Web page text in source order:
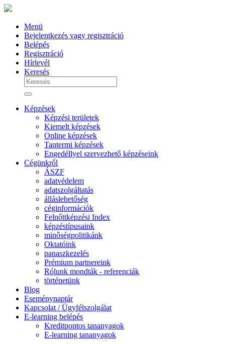
Menü
Bejelentkezés vagy regisztráció
Belépés
Regisztráció
Hírlevél
Keresés
Képzések
Képzési területek
Kiemelt képzések
Online képzések
Tantermi képzések
Engedéllyel szervezhető képzéseink
Cégünkről
ÁSZF
adatvédelem
adatszolgáltatás
álláslehetőség
céginformációk
Felnőttképzési Index
képzéstípusaink
minőségpolitikánk
Oktatóink
panaszkezelés
Prémium partnereink
Rólunk mondták - referenciák
történetünk
Blog
Eseménynaptár
Kapcsolat / Ügyfélszolgálat
E-learning belépés
Kreditpontos tananyagok
E-learning tananyagok